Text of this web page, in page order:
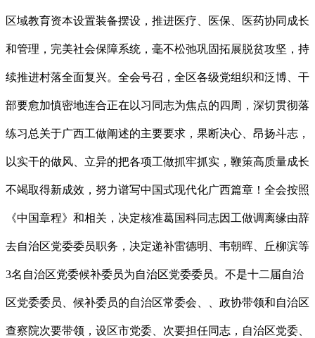
区域教育资本设置装备摆设，推进医疗、医保、医药协同成长
和管理，完美社会保障系统，毫不松弛巩固拓展脱贫攻坚，持
续推进村落全面复兴。全会号召，全区各级党组织和泛博、干
部要愈加慎密地连合正在以习同志为焦点的四周，深切贯彻落
练习总关于广西工做阐述的主要要求，果断决心、昂扬斗志，
以实干的做风、立异的把各项工做抓牢抓实，鞭策高质量成长
不竭取得新成效，努力谱写中国式现代化广西篇章！全会按照
《中国章程》和相关，决定核准葛国科同志因工做调离缘由辞
去自治区党委委员职务，决定递补雷德明、韦朝晖、丘柳滨等
3名自治区党委候补委员为自治区党委委员。不是十二届自治
区党委委员、候补委员的自治区常委会、、政协带领和自治区
查察院次要带领，设区市党委、次要担任同志，自治区党委、